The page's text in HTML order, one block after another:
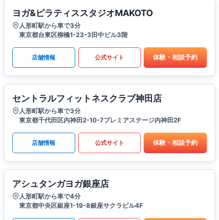
ヨガ&ピラティススタジオMAKOTO
人形町駅から車で3分
東京都台東区柳橋1-23-3田中ビル3階
店舗情報 公式サイト 体験・相談予約
セントラルフィットネスクラブ神田店
人形町駅から車で3分
東京都千代田区内神田2-10-7プレミアステージ内神田2F
店舗情報 公式サイト 体験・相談予約
アシュタンガヨガ銀座店
人形町駅から車で4分
東京都中央区銀座1-19-8銀座サクラビル4F